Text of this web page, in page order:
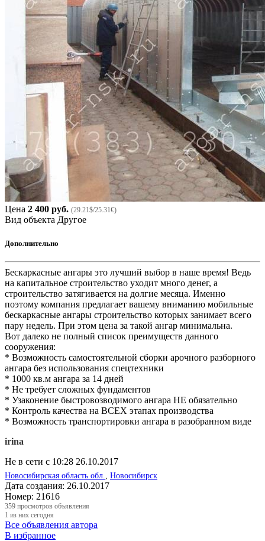
Цена 2 400 руб. (29.21$/25.31€)
Вид объекта Другое
Дополнительно
Бескаркасные ангары это лучший выбор в наше время! Ведь
на капитальное строительство уходит много денег, а
строительство затягивается на долгие месяца. Именно
поэтому компания предлагает вашему вниманию мобильные
бескаркасные ангары строительство которых занимает всего
пару недель. При этом цена за такой ангар минимальна.
Вот далеко не полный список преимуществ данного
сооружения:
* Возможность самостоятельной сборки арочного разборного
ангара без использования спецтехники
* 1000 кв.м ангара за 14 дней
* Не требует сложных фундаментов
* Узаконение быстровозводимого ангара НЕ обязательно
* Контроль качества на ВСЕХ этапах производства
* Возможность транспортировки ангара в разобранном виде
irina
Не в сети с 10:28 26.10.2017
Новосибирская область обл. Новосибирск
Дата создания: 26.10.2017
Номер: 21616
359 просмотров объявления
1 из них сегодня
Все объявления автора
В избранное